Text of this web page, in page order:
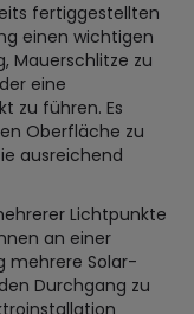
fertiggestellten
einen wichtigen
Mauerschlitze zu
eine
zu führen. Es
Oberfläche zu
ausreichend
Lichtpunkte
an einer
mehrere Solar-
Durchgang zu